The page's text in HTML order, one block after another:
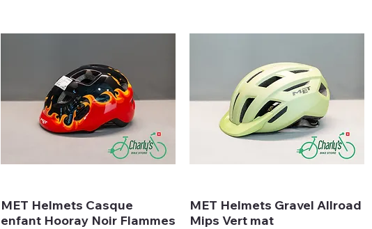
MET Helmets Casque
enfant Hooray Noir Flammes
MET Helmets Gravel Allroad
Mips Vert mat